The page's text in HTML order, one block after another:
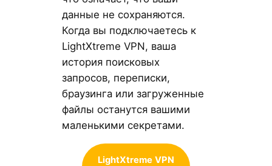
данные не сохраняются.
Когда вы подключаетесь к
LightXtreme VPN, ваша
история поисковых
запросов, переписки,
браузинга или загруженные
файлы останутся вашими
маленькими секретами.
LightXtreme VPN